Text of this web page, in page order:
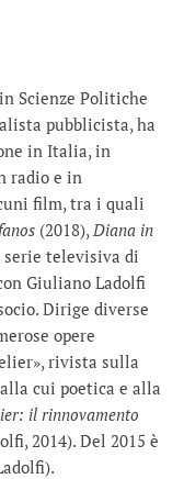
Scienze Politiche
pubblicista, ha
in Italia, in
radio e in
film, tra i quali
(2018), Diana in
serie televisiva di
Giuliano Ladolfi
Dirige diverse
opere
rivista sulla
cui poetica e alla
il rinnovamento
2014). Del 2015 è